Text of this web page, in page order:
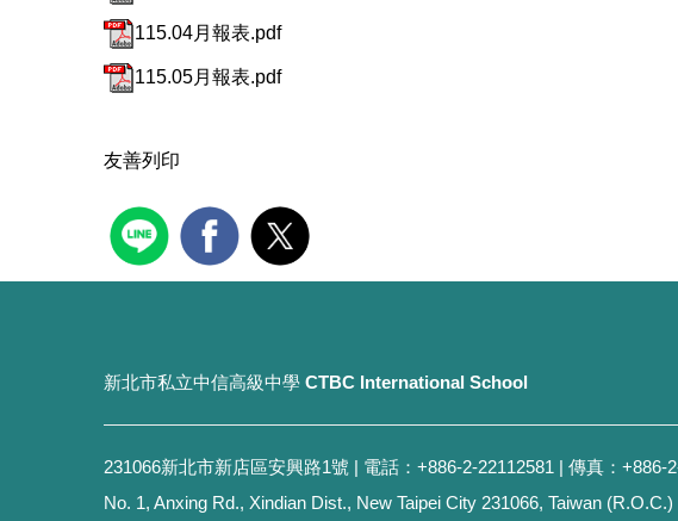
115.04月報表.pdf
115.05月報表.pdf
友善列印
新北市私立中信高級中學 CTBC International School
231066新北市新店區安興路1號 | 電話：+886-2-
No. 1, Anxing Rd., Xindian Dist., New Taipei City 231066, Taiwan (R.O.C.)